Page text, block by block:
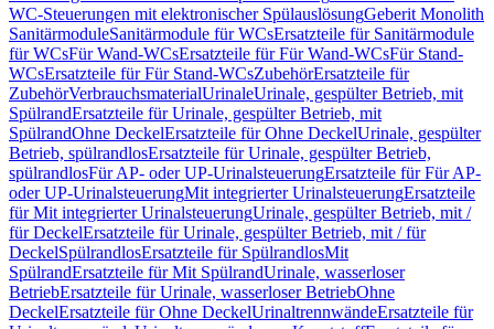
WC-Steuerungen mit elektronischer SpülauslösungGeberit Monolith
SanitärmoduleSanitärmodule für WCsErsatzteile für Sanitärmodule
für WCsFür Wand-WCsErsatzteile für Für Wand-WCsFür Stand-
WCsErsatzteile für Für Stand-WCsZubehörErsatzteile für
ZubehörVerbrauchsmaterialUrinaleUrinale, gespülter Betrieb, mit
SpülrandErsatzteile für Urinale, gespülter Betrieb, mit
SpülrandOhne DeckelErsatzteile für Ohne DeckelUrinale, gespülter
Betrieb, spülrandlosErsatzteile für Urinale, gespülter Betrieb,
spülrandlosFür AP- oder UP-UrinalsteuerungErsatzteile für Für AP-
oder UP-UrinalsteuerungMit integrierter UrinalsteuerungErsatzteile
für Mit integrierter UrinalsteuerungUrinale, gespülter Betrieb, mit /
für DeckelErsatzteile für Urinale, gespülter Betrieb, mit / für
DeckelSpülrandlosErsatzteile für SpülrandlosMit
SpülrandErsatzteile für Mit SpülrandUrinale, wasserloser
BetriebErsatzteile für Urinale, wasserloser BetriebOhne
DeckelErsatzteile für Ohne DeckelUrinaltrennwändeErsatzteile für